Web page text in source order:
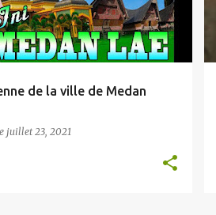
de la ville de Medan
juillet 23, 2021